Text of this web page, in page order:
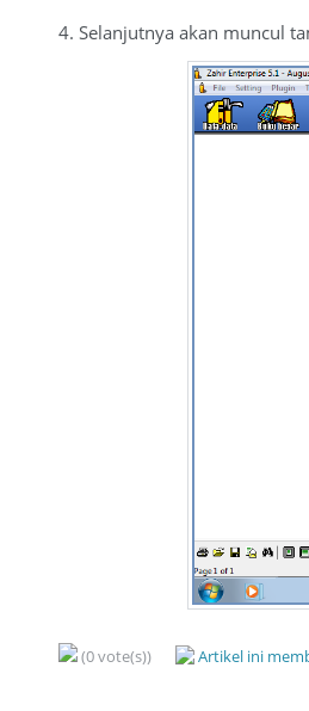
4. Selanjutnya akan muncul
(0 vote(s)) Artikel ini